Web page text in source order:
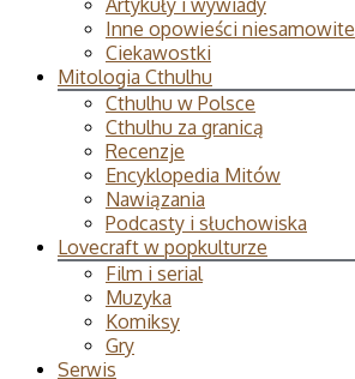
Artykuły i wywiady
Inne opowieści niesamowite
Ciekawostki
Mitologia Cthulhu
Cthulhu w Polsce
Cthulhu za granicą
Recenzje
Encyklopedia Mitów
Nawiązania
Podcasty i słuchowiska
Lovecraft w popkulturze
Film i serial
Muzyka
Komiksy
Gry
Serwis